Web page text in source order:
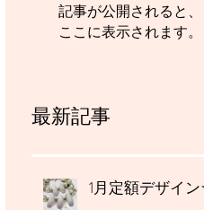
記事が公開されると、
ここに表示されます。
最新記事
1月定額デザイ